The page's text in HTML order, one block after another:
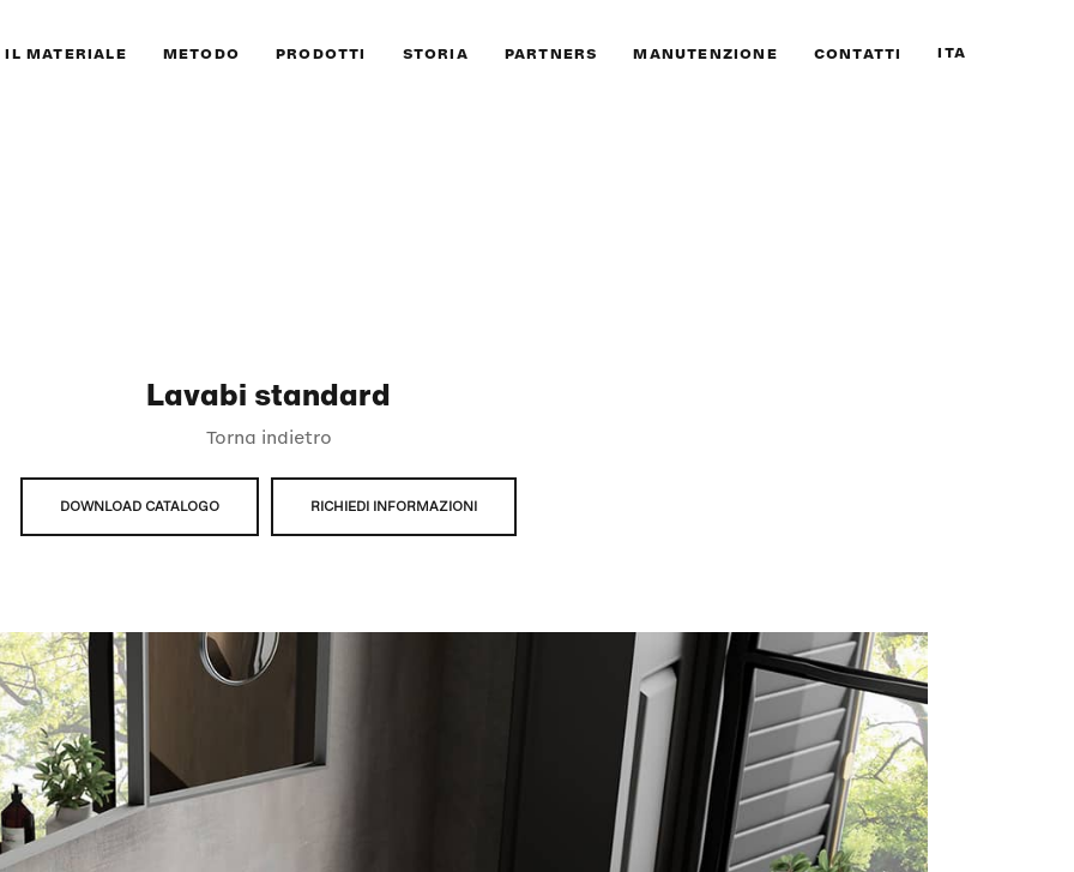
IL MATERIALE METODO PRODOTTI STORIA PARTNERS MANUTENZIONE CONTATTI ITA
Lavabi standard
Torna indietro
DOWNLOAD CATALOGO RICHIEDI INFORMAZIONI